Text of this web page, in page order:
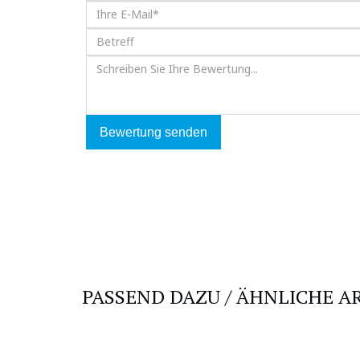
Bewertung senden
PASSEND DAZU / ÄHNLICHE